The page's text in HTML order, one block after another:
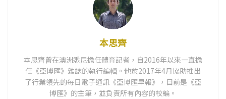
本思齊
本思齊曾在澳洲悉尼擔任體育記者，自2016年以來一直擔
任《亞博匯》雜誌的執行編輯。他於2017年4月協助推出
了行業領先的每日電子通訊《亞博匯早報》，目前是《亞
博匯》的主筆，並負責所有內容的校編。